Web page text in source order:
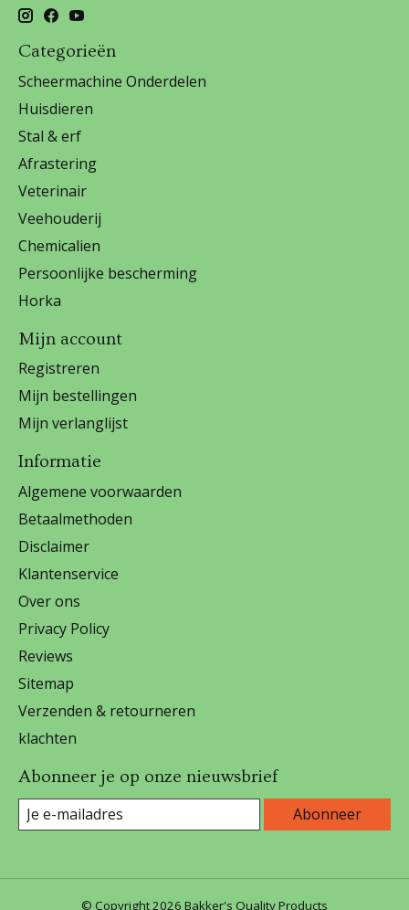
Categorieën
Scheermachine Onderdelen
Huisdieren
Stal & erf
Afrastering
Veterinair
Veehouderij
Chemicalien
Persoonlijke bescherming
Horka
Mijn account
Registreren
Mijn bestellingen
Mijn verlanglijst
Informatie
Algemene voorwaarden
Betaalmethoden
Disclaimer
Klantenservice
Over ons
Privacy Policy
Reviews
Sitemap
Verzenden & retourneren
klachten
Abonneer je op onze nieuwsbrief
Abonneer
© Copyright 2026 Bakker's Quality Products